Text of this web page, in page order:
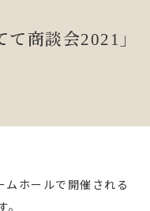
商談会2021」
ホールで開催される
。